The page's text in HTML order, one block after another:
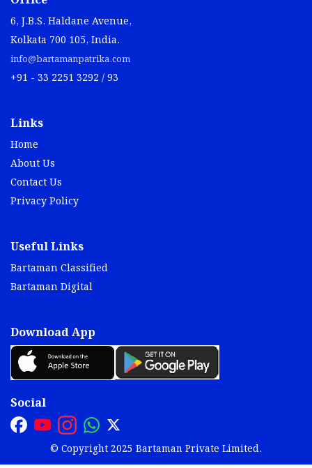
6, J.B.S. Haldane Avenue,
Kolkata 700 105, India.
info@bartamanpatrika.com
+91 - 33 2251 3292 / 93
Links
Home
About Us
Contact Us
Privacy Policy
Useful Links
Bartaman Classified
Bartaman Digital
Download App
Social
© Copyright 2025 Bartaman Private Limited.